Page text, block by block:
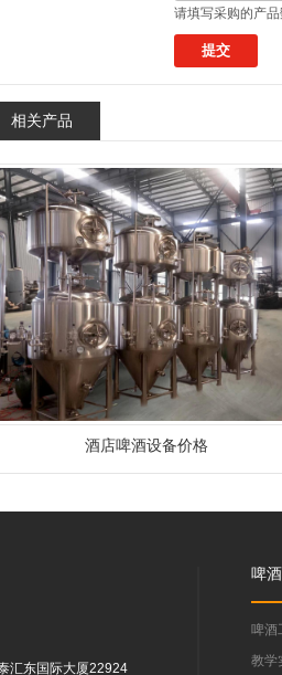
请填写采购的产
相关产品
酒店啤酒设备价格
汇东国际大厦22924
啤
啤酒
教学